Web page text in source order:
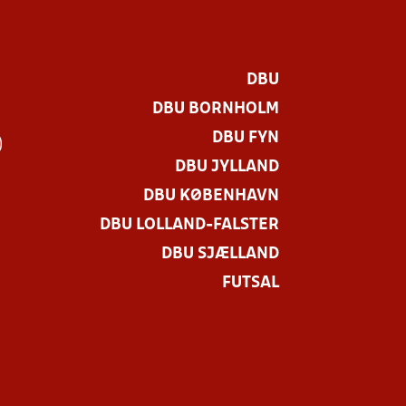
DBU
DBU BORNHOLM
DBU FYN
DBU JYLLAND
DBU KØBENHAVN
DBU LOLLAND-FALSTER
DBU SJÆLLAND
FUTSAL